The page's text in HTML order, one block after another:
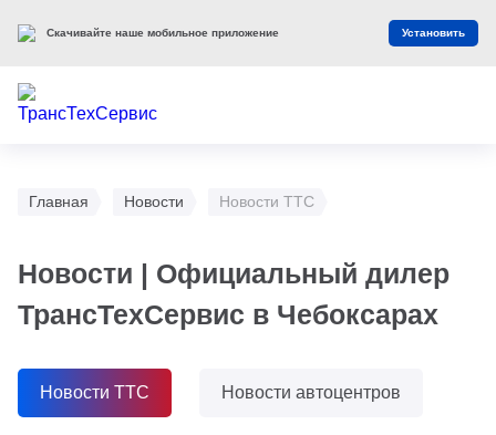
Главная Новости Новости ТТС
Новости | Официальный дилер
ТрансТехСервис в Чебоксарах
Новости ТТС Новости автоцентров
Скачивайте наше мобильное приложение Установить